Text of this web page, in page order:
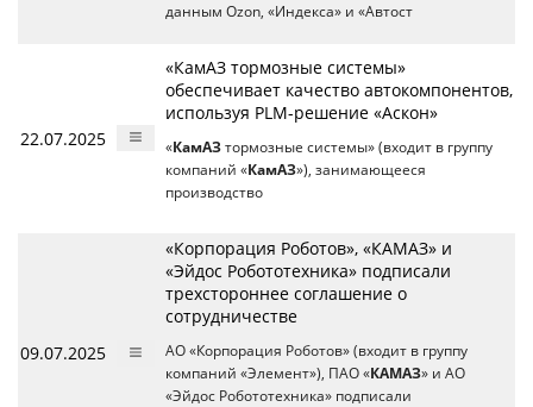
данным Ozon, «Индекса» и «Автост
22.07.2025
«КамАЗ тормозные системы»
обеспечивает качество автокомпонентов,
используя PLM-решение «Аскон»
«КамАЗ тормозные системы» (входит в группу
компаний «КамАЗ»), занимающееся
производство
09.07.2025
«Корпорация Роботов», «КАМАЗ» и
«Эйдос Робототехника» подписали
трехстороннее соглашение о
сотрудничестве
АО «Корпорация Роботов» (входит в группу
компаний «Элемент»), ПАО «КАМАЗ» и АО
«Эйдос Робототехника» подписали